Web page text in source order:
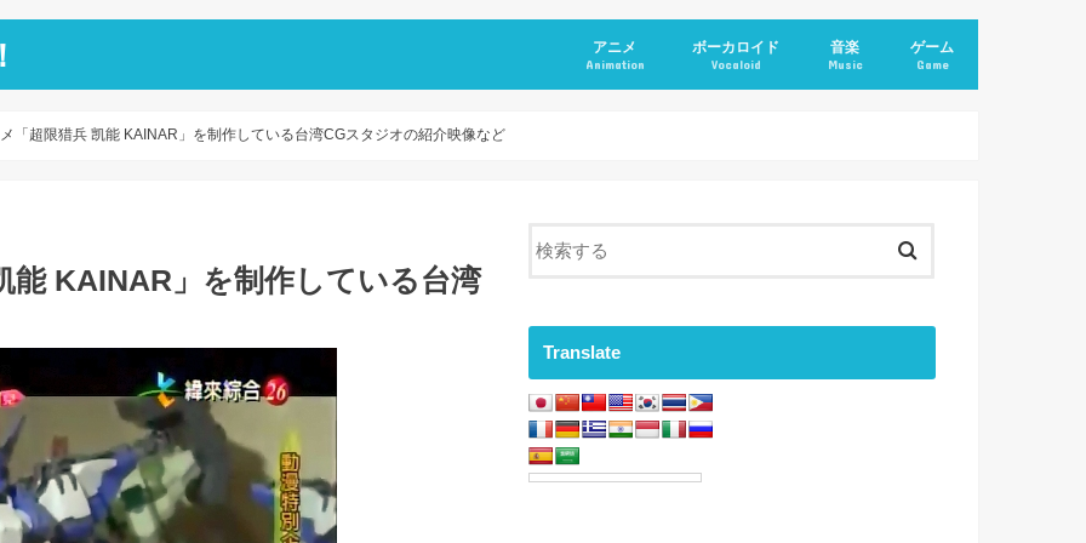
アニメ
Animation
ボーカロイド
Vocaloid
音楽
Music
ゲーム
Game
「超限猎兵 凯能 KAINAR」を制作している台湾CGスタジオの紹介映像など
能 KAINAR」を制作している台湾
Translate